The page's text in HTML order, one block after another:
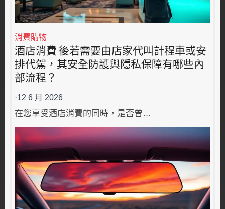
消費購物
酒店消費 後若需要由店家代叫計程車或安
排代駕，其安全防護與隱私保障有哪些內
部流程？
·12 6 月 2026
在您享受酒店消費的同時，是否曾…